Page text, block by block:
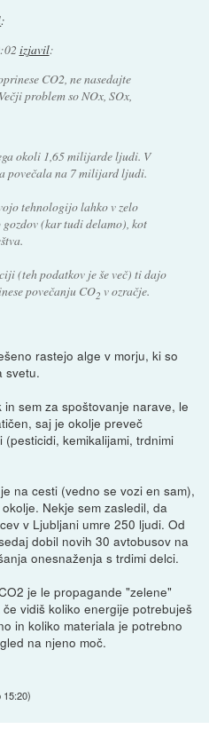
:
izjavil:
CO2, ne nasedajte
problem so NOx, SOx,
okoli 1,65 milijarde ljudi. V
povečala na 7 milijard ljudi.
tehnologijo lahko v zelo
(kar tudi delamo), kot
(teh podatkov je še več) ti dajo
povečanju CO2 v ozračje.
rastejo alge v morju, ki so
svetu.
sem za spoštovanje narave, le
saj je okolje preveč
kemikalijami, trdnimi
na cesti (vedno se vozi en sam),
Nekje sem zasledil, da
v Ljubljani umre 250 ljudi. Od
dobil novih 30 avtobusov na
onesnaženja s trdimi delci.
je le propagande "zelene"
vidiš koliko energije potrebuješ
in koliko materiala je potrebno
na njeno moč.
15:20)